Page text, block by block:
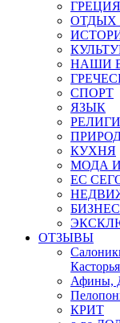
ОТДЫХ
НАШИ
СПОРТ
ЯЗЫК
КУХНЯ
МОДА И
ЕС
БИЗНЕС
ОТЗЫВЫ
Касторья
Афины,
КРИТ